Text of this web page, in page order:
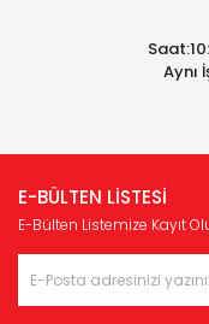
Aynı
E-BÜLTEN LİSTESİ
E-Bülten Listemize Kayıt